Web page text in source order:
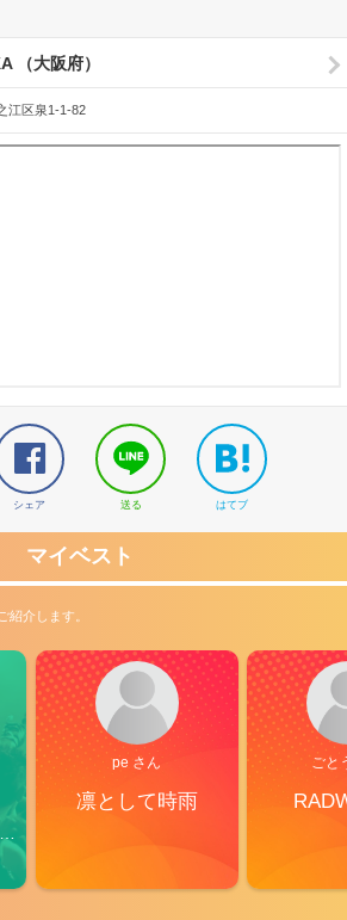
（大阪府）
江区泉1-1-82
シェア 送る はてブ
マイベスト
紹介します。
pe さん
凛として時雨
ごと